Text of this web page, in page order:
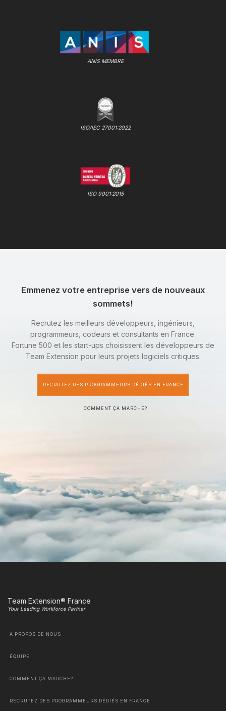
ANIS MEMBRE
ISO/IEC 27001:2022
ISO 9001:2015
Emmenez votre entreprise vers de nouveaux
sommets!
Recrutez les meilleurs développeurs, ingénieurs,
programmeurs, codeurs et consultants en France.
Fortune 500 et les start-ups choisissent les développeurs de
Team Extension pour leurs projets logiciels critiques.
RECRUTEZ DES PROGRAMMEURS DÉDIÉS EN FRANCE
COMMENT ÇA MARCHE?
Team Extension® France
Your Leading Workforce Partner
À PROPOS DE NOUS
ÉQUIPE
COMMENT ÇA MARCHE?
RECRUTEZ DES PROGRAMMEURS DÉDIÉS EN FRANCE